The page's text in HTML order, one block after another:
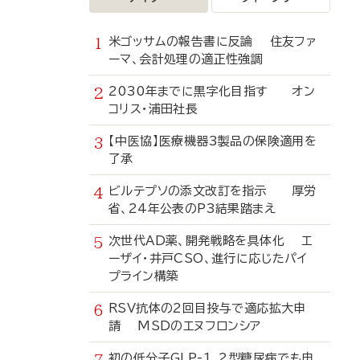
米ゴッサムの報告書に反論 住友ファ
ーマ、会計処理の適正性強調
2030年までに黒字化目指す オン
コリス・浦田社長
【中医協】医療機器3製品の保険適用を
了承
ビルテプソの添文改訂を指示 厚労
省、24年公表のP3結果踏まえ
次世代AD薬、開発戦略を具体化 エ
ーザイ・井戸CSO、進行に応じたパイ
プライン構築
RSV抗体の2回目投与で適応拡大申
請 MSDのエヌフロンシア